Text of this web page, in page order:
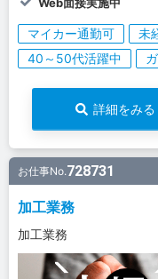
Web面接実施中
マイカー通勤可 未
40～50代活躍中
詳細をみる
お仕事No.728731
加工業務
加工業務